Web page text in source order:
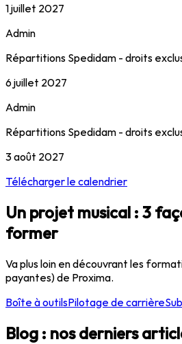
1 juillet 2027
Admin
Répartitions Spedidam - droits
6 juillet 2027
Admin
Répartitions Spedidam - droits
3 août 2027
Télécharger le calendrier
Un projet musical : 3
former
Va plus loin en découvrant les
payantes) de Proxima.
Boîte à outilsPilotage de carrière
Blog : nos derniers